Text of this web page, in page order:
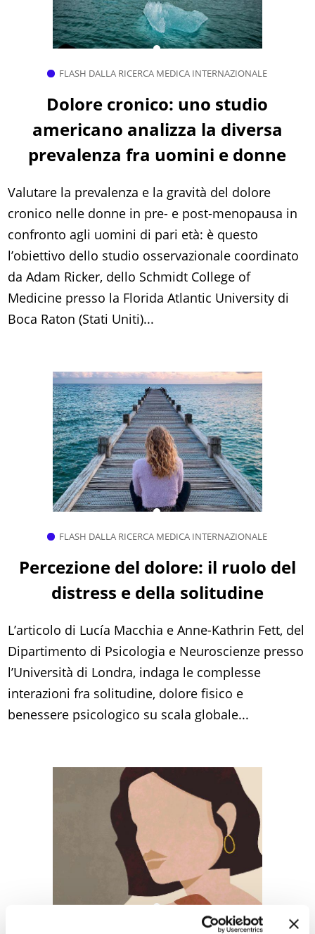
FLASH DALLA RICERCA MEDICA INTERNAZIONALE
Dolore cronico: uno studio
americano analizza la diversa
prevalenza fra uomini e donne
Valutare la prevalenza e la gravità del dolore
cronico nelle donne in pre- e post-menopausa in
confronto agli uomini di pari età: è questo
l’obiettivo dello studio osservazionale coordinato
da Adam Ricker, dello Schmidt College of
Medicine presso la Florida Atlantic University di
Boca Raton (Stati Uniti)...
FLASH DALLA RICERCA MEDICA INTERNAZIONALE
Percezione del dolore: il ruolo del
distress e della solitudine
L’articolo di Lucía Macchia e Anne-Kathrin Fett, del
Dipartimento di Psicologia e Neuroscienze presso
l’Università di Londra, indaga le complesse
interazioni fra solitudine, dolore fisico e
benessere psicologico su scala globale...